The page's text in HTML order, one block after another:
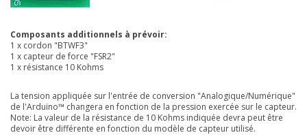
Composants additionnels à prévoir:
1 x cordon "BTWF3"
1 x capteur de force "FSR2"
1 x résistance 10 Kohms
La tension appliquée sur l'entrée de conversion "Analogique/Numérique"
de l'Arduino™ changera en fonction de la pression exercée sur le capteur.
Note: La valeur de la résistance de 10 Kohms indiquée devra peut être
devoir être différente en fonction du modèle de capteur utilisé.